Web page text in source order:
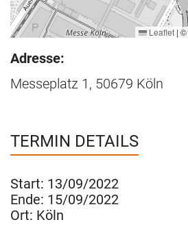
Leaflet |©
Adresse:
Messeplatz 1, 50679 Köln
TERMIN DETAILS
Start: 13/09/2022
Ende: 15/09/2022
Ort: Köln